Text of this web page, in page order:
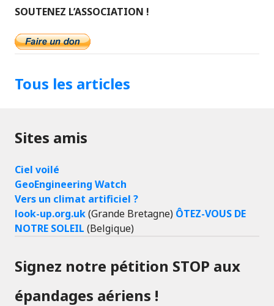
SOUTENEZ L’ASSOCIATION !
Tous les articles
Sites amis
Ciel voilé
GeoEngineering Watch
Vers un climat artificiel ?
look-up.org.uk(Grande Bretagne) ÔTEZ-VOUS DE
NOTRE SOLEIL (Belgique)
Signez notre pétition STOP aux
épandages aériens !